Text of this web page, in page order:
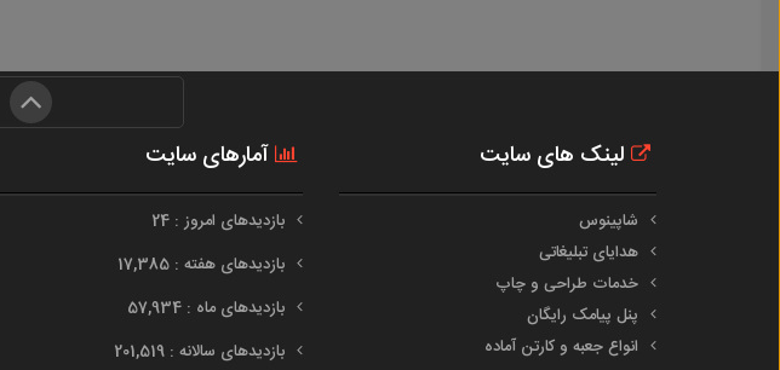
لینک های سایت
شاپینوس
هدایای تبلیغاتی
خدمات طراحی و چاپ
پنل پیامک رایگان
انواع جعبه و کارتن آماده
آمارهای سایت
بازدیدهای امروز : 24
بازدیدهای هفته : 17,385
بازدیدهای ماه : 57,934
بازدیدهای سالانه : 201,519